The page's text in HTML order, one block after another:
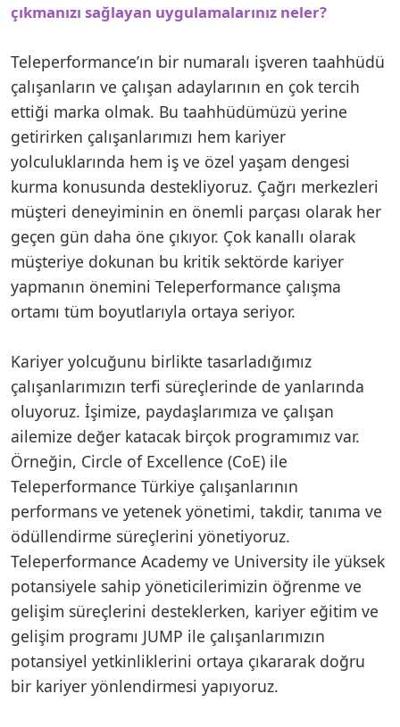
çıkmanızı sağlayan uygulamalarınız neler?
Teleperformance’ın bir numaralı işveren taahhüdü
çalışanların ve çalışan adaylarının en çok tercih
ettiği marka olmak. Bu taahhüdümüzü yerine
getirirken çalışanlarımızı hem kariyer
yolculuklarında hem iş ve özel yaşam dengesi
kurma konusunda destekliyoruz. Çağrı merkezleri
müşteri deneyiminin en önemli parçası olarak her
geçen gün daha öne çıkıyor. Çok kanallı olarak
müşteriye dokunan bu kritik sektörde kariyer
yapmanın önemini Teleperformance çalışma
ortamı tüm boyutlarıyla ortaya seriyor.
Kariyer yolcuğunu birlikte tasarladığımız
çalışanlarımızın terfi süreçlerinde de yanlarında
oluyoruz. İşimize, paydaşlarımıza ve çalışan
ailemize değer katacak birçok programımız var.
Örneğin, Circle of Excellence (CoE) ile
Teleperformance Türkiye çalışanlarının
performans ve yetenek yönetimi, takdir, tanıma ve
ödüllendirme süreçlerini yönetiyoruz.
Teleperformance Academy ve University ile yüksek
potansiyele sahip yöneticilerimizin öğrenme ve
gelişim süreçlerini desteklerken, kariyer eğitim ve
gelişim programı JUMP ile çalışanlarımızın
potansiyel yetkinliklerini ortaya çıkararak doğru
bir kariyer yönlendirmesi yapıyoruz.